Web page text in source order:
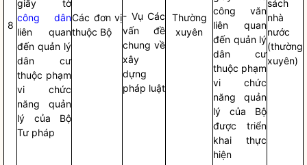
8
giấy tờ
công dân
liên quan
đến quản lý
dân cư
thuộc phạm
vi chức
năng quản
lý của Bộ
Tư pháp
Các đơn vị
thuộc Bộ
- Vụ Các
vấn đề
chung về
xây
dựng
pháp luật
Thường
xuyên
công văn
liên quan
đến quản lý
dân cư
thuộc phạm
vi chức
năng quản
lý của Bộ
được triển
khai thực
hiện
sách
nhà
nước
(thường
xuyên)